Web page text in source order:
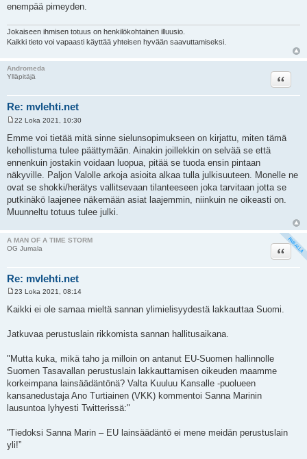
enempää pimeyden.
Jokaiseen ihmisen totuus on henkilökohtainen illuusio.
Kaikki tieto voi vapaasti käyttää yhteisen hyvään saavuttamiseksi.
Andromeda
Ylläpitäjä
Re: mvlehti.net
Lainaa
e
s
i
22 Loka 2021, 10:30
Emme voi tietää mitä sinne sielunsopimukseen on kirjattu, miten tämä
kehollistuma tulee päättymään. Ainakin joillekkin on selvää se että
ennenkuin jostakin voidaan luopua, pitää se tuoda ensin pintaan
näkyville. Paljon Valolle arkoja asioita alkaa tulla julkisuuteen. Monelle ne
ovat se shokki/herätys vallitsevaan tilanteeseen joka tarvitaan jotta se
putkinäkö laajenee näkemään asiat laajemmin, niinkuin ne oikeasti on.
Muunneltu totuus tulee julki.
A MAN OF A TIME STORM
OG Jumala
Re: mvlehti.net
Lainaa
i
e
t
i
23 Loka 2021, 08:14
Kaikki ei ole samaa mieltä sannan ylimielisyydestä lakkauttaa Suomi.
Jatkuvaa perustuslain rikkomista sannan hallitusaikana.
"Mutta kuka, mikä taho ja milloin on antanut EU-Suomen hallinnolle
Suomen Tasavallan perustuslain lakkauttamisen oikeuden maamme
korkeimpana lainsäädäntönä? Valta Kuuluu Kansalle -puolueen
kansanedustaja Ano Turtiainen (VKK) kommentoi Sanna Marinin
lausuntoa lyhyesti Twitterissä:"
”Tiedoksi Sanna Marin – EU lainsäädäntö ei mene meidän perustuslain
yli!”